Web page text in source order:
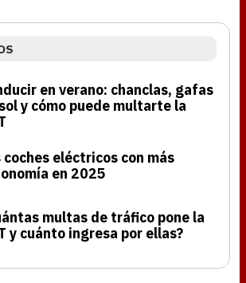
en verano: chanclas, gafas
y cómo puede multarte la
coches eléctricos con más
en 2025
multas de tráfico pone la
y cuánto ingresa por ellas?